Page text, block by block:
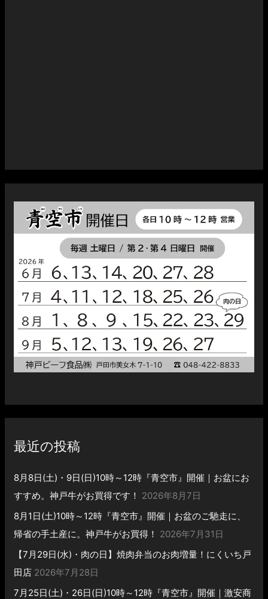
最近の投稿
8月8日(土)・9日(日)10時～12時『青空市』開催｜お盆にお
すすめ。神戸牛がお買得です！ 2026年8月7日
8月1日(土)10時～12時『青空市』開催｜お盆のご馳走に、
帰省の手土産に。神戸牛がお買得！ 2026年7月31日
【7月29日(水)・肉の日】焼肉弁当のお肉増量！にくいち戸
田店 2026年7月28日
7月25日(土)・26日(日)10時～12時『青空市』開催｜激安商